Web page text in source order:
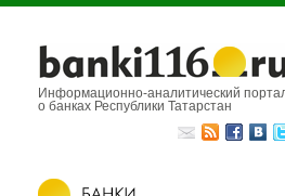
Информационно-аналитический
о банках Республики Татарстан